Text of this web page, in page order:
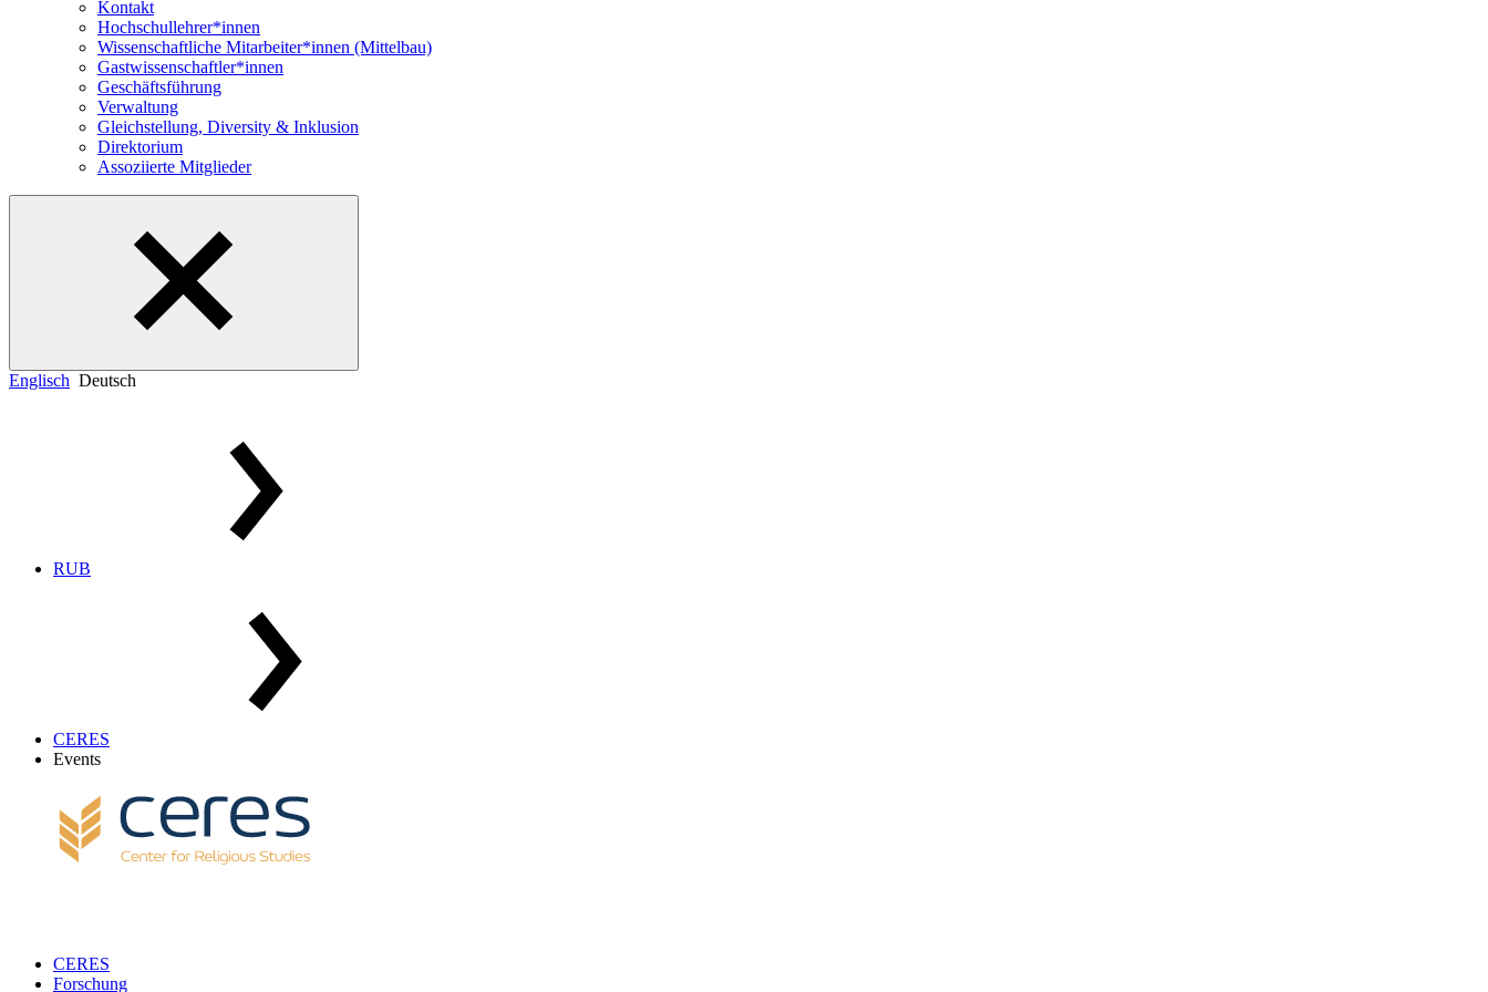
Kontakt
Hochschullehrer*innen
Wissenschaftliche Mitarbeiter*innen (Mittelbau)
Gastwissenschaftler*innen
Geschäftsführung
Verwaltung
Gleichstellung, Diversity & Inklusion
Direktorium
Assoziierte Mitglieder
Englisch Deutsch
RUB
CERES
Events
CERES
Forschung